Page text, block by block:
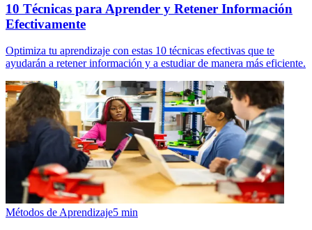
10 Técnicas para Aprender y Retener Información
Efectivamente
Optimiza tu aprendizaje con estas 10 técnicas efectivas que te
ayudarán a retener información y a estudiar de manera más eficiente.
Métodos de Aprendizaje5 min